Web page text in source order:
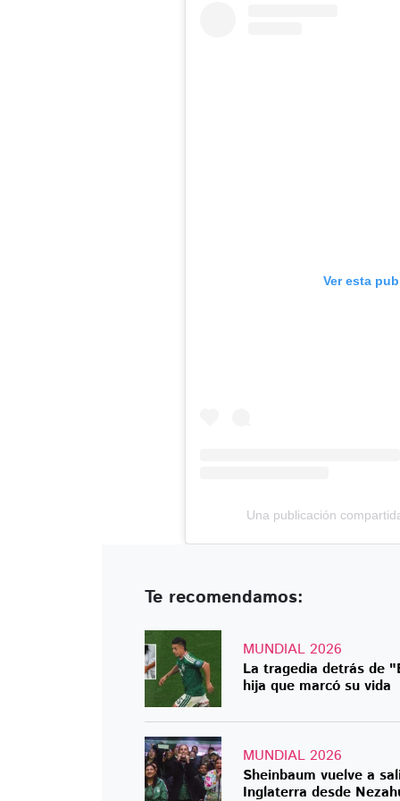
Ver esta
Una publicación
Te recomendamos:
MUNDIAL 2026
La tragedia detrás de
hija que marcó su vida
MUNDIAL 2026
Sheinbaum vuelve a
Inglaterra desde